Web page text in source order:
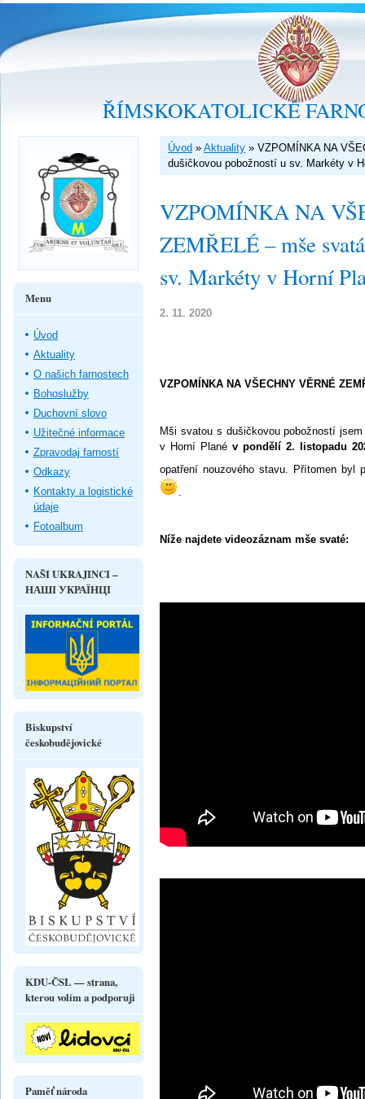
ŘÍMSKOKATOLICKÉ
Úvod » Aktuality » VZPOMÍNKA NA
dušičkovou pobožností u sv. Markéty v
VZPOMÍNKA NA
ZEMŘELÉ – mše
sv. Markéty v Horní
2. 11. 2020
VZPOMÍNKA NA VŠECHNY VĚRNÉ
Mši svatou s dušičkovou pobožností
v Horní Plané v pondělí 2. listopadu
opatření nouzového stavu. Přítomen
.
Níže najdete videozáznam mše svaté:
Menu
Úvod
Aktuality
O našich farnostech
Bohoslužby
Duchovní slovo
Užitečné informace
Zpravodaj farností
Odkazy
Kontakty a logistické
údaje
Fotoalbum
NAŠI UKRAJINCI –
НАШІ УКРАЇНЦІ
Biskupství
českobudějovické
KDU-ČSL — strana,
kterou volím a podporuji
Paměť národa